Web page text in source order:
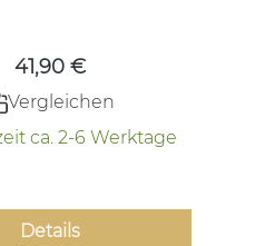
41,90 €
Vergleichen
ca. 2-6 Werktage
Details